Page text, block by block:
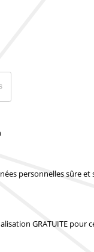
personnelles sûre et
GRATUITE pour